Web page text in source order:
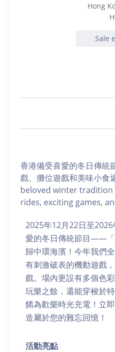
Hong
Sale
香港備受喜愛的冬日傳統
戲、攤位遊戲和美味小食
beloved winter
rides, exciting games,
2025年12月22日至
愛的冬日傳統節目——「
歸中環海濱！今年我們
有刺激破表的機動遊戲
戲。場內更設有多個色
玩樂之餘，還能穿梭於
餚為歡樂時光充電！立
造屬於您的難忘回憶！
活動亮點